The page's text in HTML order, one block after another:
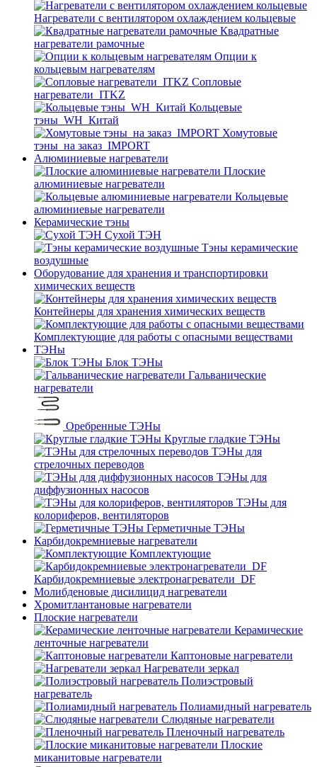
Нагреватели с вентилятором охлаждением кольцевые
Квадратные
нагреватели рамочные
Опции к
кольцевым нагревателям
Cопловые
нагреватели_ITKZ
Кольцевые
тэны_WH_Китай
Хомутовые
тэны_на заказ_IMPORT
Алюминиевые нагреватели
Плоские
алюминиевые нагреватели
Кольцевые
алюминиевые нагреватели
Керамические тэны
Сухой ТЭН
Тэны керамические
воздушные
Оборудование для хранения и транспортировки
химических веществ
Контейнеры для хранения химических веществ
Комплектующие для работы с опасными веществами
ТЭНы
Блок ТЭНы
Гальванические
нагреватели
Оребренные ТЭНы
Круглые гладкие ТЭНы
ТЭНы для
стрелочных переводов
ТЭНы для
диффузионных насосов
ТЭНы для
колориферов, вентиляторов
Герметичные ТЭНы
Карбидокремниевые нагреватели
Комплектующие
Карбидокремниевые электронагреватели_DF
Молибденовые дисилицид нагреватели
Хромитлантановые нагреватели
Плоские нагреватели
Керамические
ленточные нагреватели
Каптоновые нагреватели
Нагреватели зеркал
Полиэстровый
нагреватель
Полиамидный нагреватель
Слюдяные нагреватели
Пленочный нагреватель
Плоские
миканитовые нагреватели